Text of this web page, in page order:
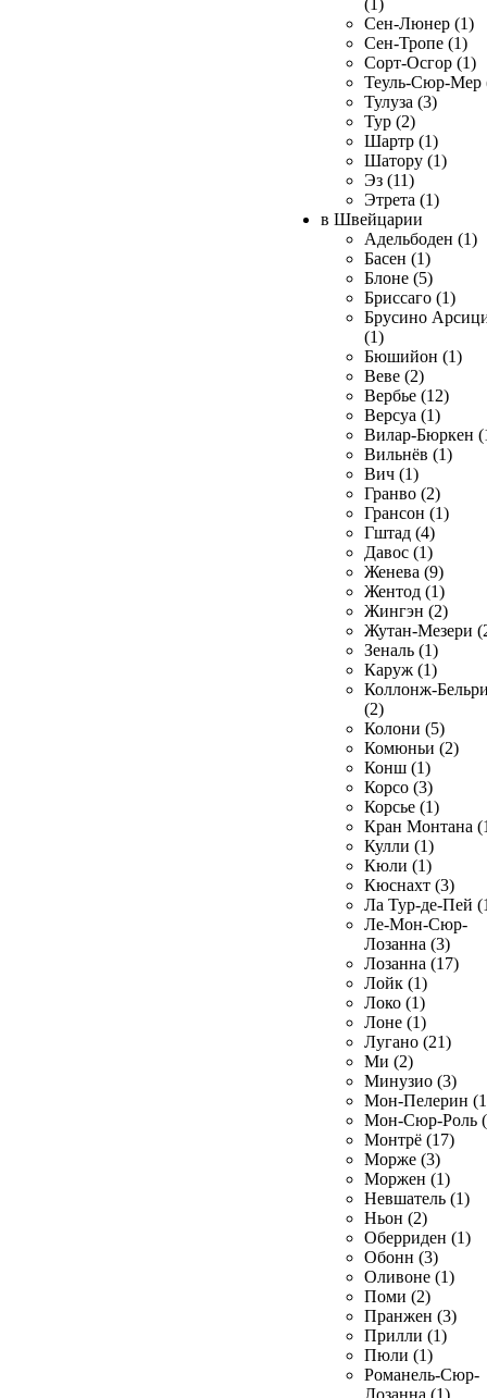
(1)
Сен-Люнер (1)
Сен-Тропе (1)
Сорт-Осгор (1)
Теуль-Сюр-Мер
Тулуза (3)
Тур (2)
Шартр (1)
Шатору (1)
Эз (11)
Этрета (1)
в Швейцарии
Адельбоден (1)
Басен (1)
Блоне (5)
Бриссаго (1)
Брусино
(1)
Бюшийон (1)
Веве (2)
Вербье (12)
Версуа (1)
Вилар-Бюркен
Вильнёв (1)
Вич (1)
Гранво (2)
Грансон (1)
Гштад (4)
Давос (1)
Женева (9)
Жентод (1)
Жингэн (2)
Жутан-Мезери
Зеналь (1)
Каруж (1)
Коллонж-
(2)
Колони (5)
Комюньи (2)
Конш (1)
Корсо (3)
Корсье (1)
Кран Монтана
Кулли (1)
Кюли (1)
Кюснахт (3)
Ла Тур-де-Пей
Ле-Мон-Сюр-
Лозанна (3)
Лозанна (17)
Лойк (1)
Локо (1)
Лоне (1)
Лугано (21)
Ми (2)
Минузио (3)
Мон-Пелерин
Мон-Сюр-Роль
Монтрё (17)
Морже (3)
Моржен (1)
Невшатель (1)
Ньон (2)
Оберриден (1)
Обонн (3)
Оливоне (1)
Поми (2)
Пранжен (3)
Прилли (1)
Пюли (1)
Романель-Сюр-
Лозанна (1)